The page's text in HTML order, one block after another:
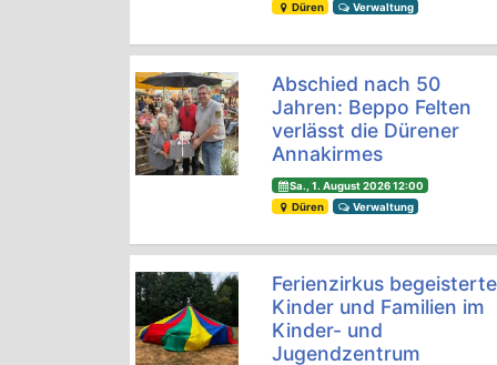
Düren Verwaltung
Abschied nach 50
Jahren: Beppo Felten
verlässt die Dürener
Annakirmes
Sa., 1. August 2026 12:00
Düren
Verwaltung
Ferienzirkus begeisterte
Kinder und Familien im
Kinder- und
Jugendzentrum